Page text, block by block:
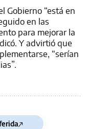
Gobierno “está en
en las
para mejorar la
Y advirtió que
“serían